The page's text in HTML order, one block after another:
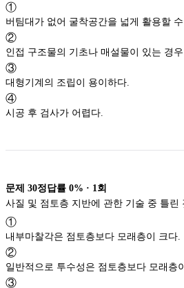
①
버팀대가 없어 굴착공간을 넓게 활용할 수
②
인접 구조물의 기초나 매설물이 있는 경
③
대형기계의 조립이 용이하다.
④
시공 후 검사가 어렵다.
문제 30정답률 0% · 1 회
사질 및 점토층 지반에 관한 기술 중 틀린
①
내부마찰각은 점토층보다 모래층이 크다.
②
일반적으로 투수성은 점토층보다 모래층
③